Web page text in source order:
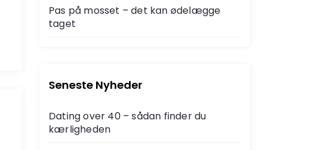
Pas på mosset – det kan ødelægge
taget
Seneste Nyheder
Dating over 40 – sådan finder du
kærligheden